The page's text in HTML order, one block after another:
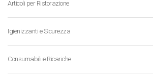
Articoli per Ristorazione
Igienizzanti e Sicurezza
Consumabili e Ricariche